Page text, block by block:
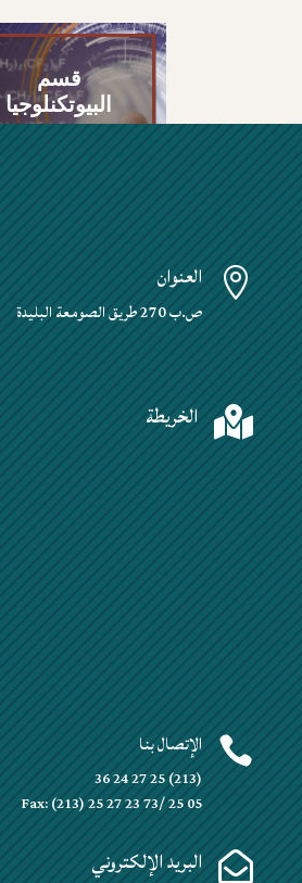
قسم
البيوتكنلوجيا
 العنوان
ص.ب 270 طريق الصومعة البليدة
 الخريطة
 الإتصال بنا
(213) 25 27 24 36
Fax: (213) 25 27 23 73/ 25 05
 البريد الإلكتروني